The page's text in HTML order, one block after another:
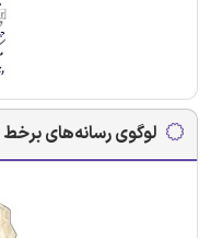
لوگوی رسانه‌های برخط